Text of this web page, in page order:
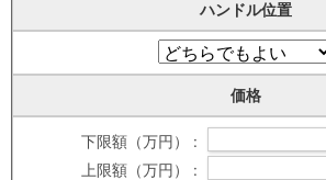
ハンドル位置
価格
下限額（万円） :
上限額（万円） :